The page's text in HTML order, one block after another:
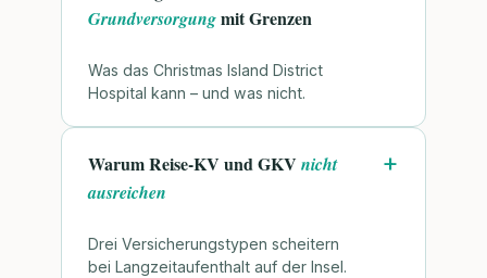
Grundversorgungmit Grenzen
Was das Christmas Island District
Hospital kann – und was nicht.
Warum Reise-KV und GKV nicht
ausreichen
Drei Versicherungstypen scheitern
bei Langzeitaufenthalt auf der Insel.